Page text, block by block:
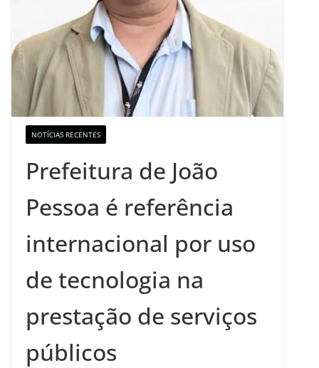
NOTÍCIAS RECENTES
Prefeitura de João
Pessoa é referência
internacional por uso
de tecnologia na
prestação de serviços
públicos